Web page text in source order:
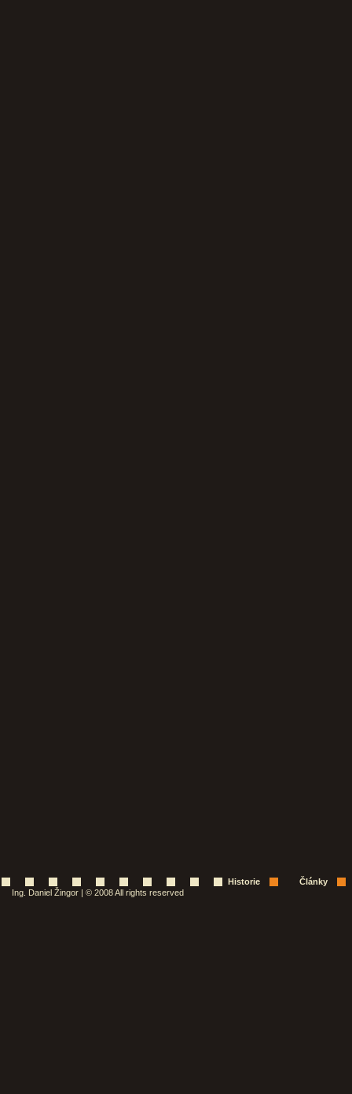
Historie
Články
Ing. Daniel Žingor | © 2008 All rights reserved